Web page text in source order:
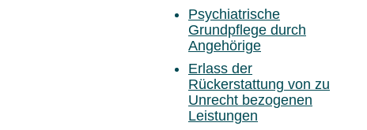
Psychiatrische
Grundpflege durch
Angehörige
Erlass der
Rückerstattung von zu
Unrecht bezogenen
Leistungen